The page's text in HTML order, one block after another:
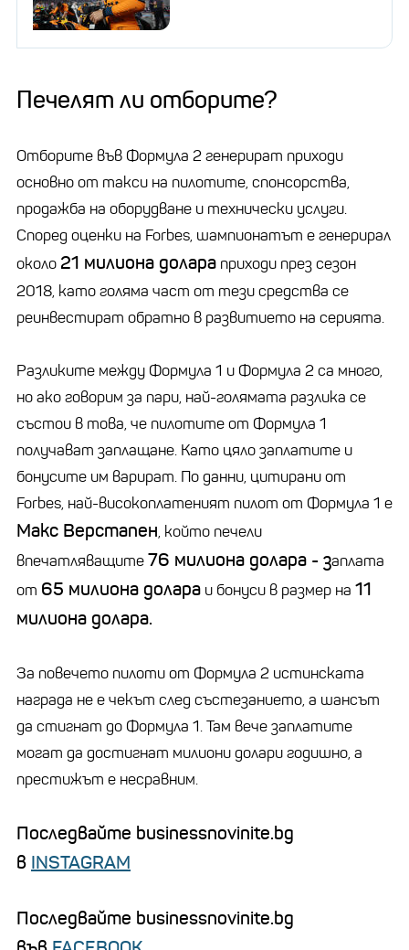
Печелят ли отборите?
Отборите във Формула 2 генерират приходи
основно от такси на пилотите, спонсорства,
продажба на оборудване и технически услуги.
Според оценки на Forbes, шампионатът е генерирал
около 21 милиона долара приходи през сезон
2018, като голяма част от тези средства се
реинвестират обратно в развитието на серията.
Разликите между Формула 1 и Формула 2 са много,
но ако говорим за пари, най-голямата разлика се
състои в това, че пилотите от Формула 1
получават заплащане. Като цяло заплатите и
бонусите им варират. По данни, цитирани от
Forbes, най-високоплатеният пилот от Формула 1 е
Макс Верстапен, който печели
впечатляващите76 милиона долара - заплата
от 65 милиона долара и бонуси в размер на 11
милиона долара.
За повечето пилоти от Формула 2 истинската
награда не е чекът след състезанието, а шансът
да стигнат до Формула 1. Там вече заплатите
могат да достигнат милиони долари годишно, а
престижът е несравним.
Последвайте businessnovinite.bg
в INSTAGRAM
Последвайте businessnovinite.bg